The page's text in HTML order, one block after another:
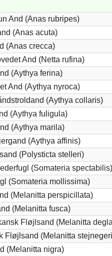
And (Anas rubripes)
(Anas acuta)
(Anas crecca)
And (Netta rufina)
(Aythya ferina)
And (Aythya nyroca)
(Aythya collaris)
(Aythya fuligula)
(Aythya marila)
(Aythya affinis)
(Polysticta stelleri)
(Somateria spectabilis)
(Somateria mollissima)
(Melanitta perspicillata)
(Melanitta fusca)
Fløjlsand (Melanitta
Fløjlsand (Melanitta
(Melanitta nigra)